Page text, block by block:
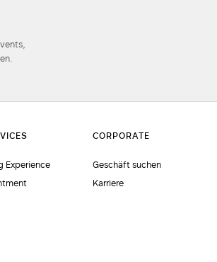
Experience
Geschäft suchen
Karriere